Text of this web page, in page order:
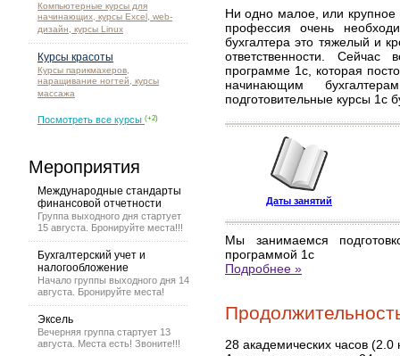
Компьютерные курсы для
начинающих, курсы Excel, web-
дизайн, курсы Linux
Курсы красоты
Курсы парикмахеров,
наращивание ногтей, курсы
массажа
Посмотреть все курсы (+2)
Мероприятия
Международные стандарты
финансовой отчетности
Группа выходного дня стартует
15 августа. Бронируйте места!!!
Бухгалтерский учет и
налогообложение
Начало группы выходного дня 14
августа. Бронируйте места!
Эксель
Вечерняя группа стартует 13
августа. Места есть! Звоните!!!
Ни одно малое, или крупное
профессия очень
бухгалтера это тяжелый и
ответственности.
программе 1с, которая
начинающим
подготовительные курсы 1с
Даты занятий
Мы занимаемся
программой 1с
Подробнее »
28 академических часов (2.0